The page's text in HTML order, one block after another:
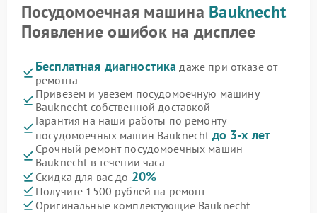
Посудомоечная машина Bauknecht
Появление ошибок на дисплее
Бесплатная диагностика даже при отказе от
ремонта
Привезем и увезем посудомоечную машину
Bauknecht собственной доставкой
Гарантия на наши работы по ремонту
посудомоечных машин Bauknecht до 3-х лет
Срочный ремонт посудомоечных машин
Bauknecht в течении часа
Скидка для вас до 20%
Получите 1500 рублей на ремонт
Оригинальные комплектующие Bauknecht